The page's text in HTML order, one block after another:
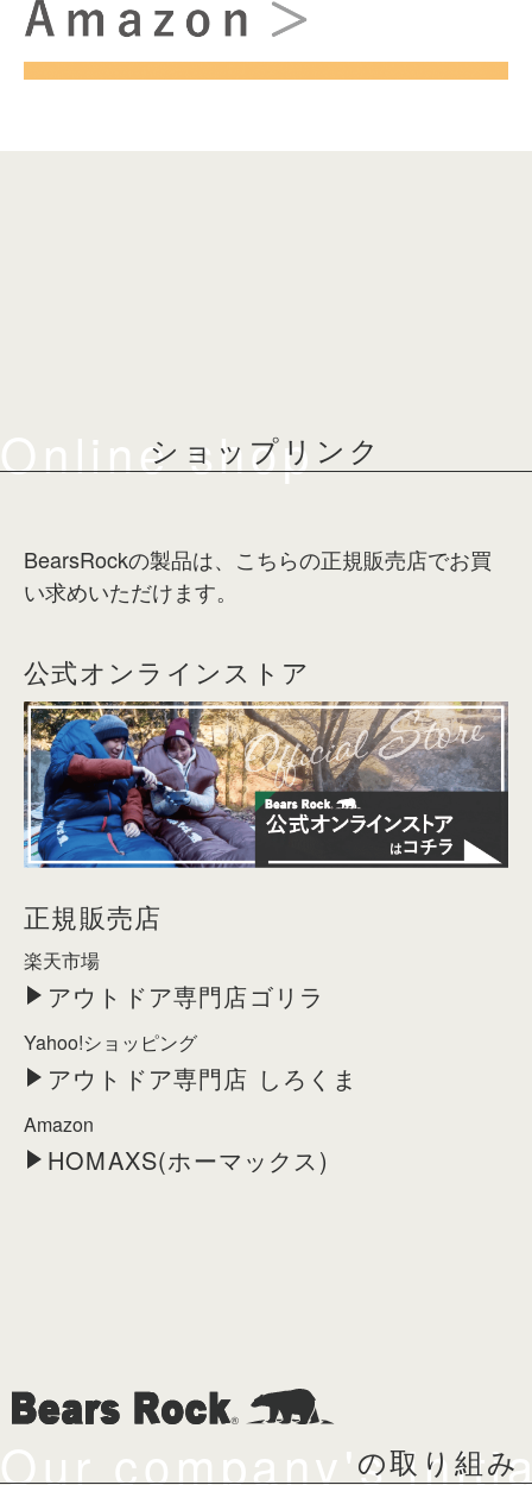
Online shop
ショップリンク
BearsRockの製品は、こちらの正規販売店でお買
い求めいただけます。
公式オンラインストア
正規販売店
楽天市場
アウトドア専門店ゴリラ
Yahoo!ショッピング
アウトドア専門店 しろくま
Amazon
HOMAXS(ホーマックス)
Our company'sの取り組み